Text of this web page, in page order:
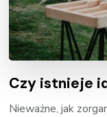
Czy istnieje
Nieważne, jak